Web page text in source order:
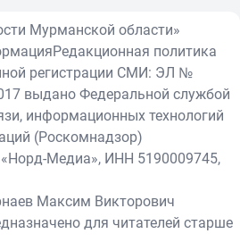
Мурманской области»
Редакционная политика
регистрации СМИ: ЭЛ №
выдано Федеральной службой
информационных технологий
(Роскомнадзор)
Медиа», ИНН 5190009745,
Максим Викторович
для читателей старше